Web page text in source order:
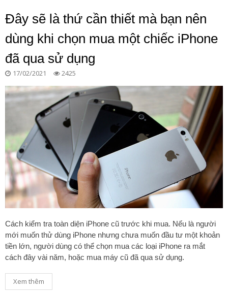
Đây sẽ là thứ cần thiết mà bạn nên
dùng khi chọn mua một chiếc iPhone
đã qua sử dụng
17/02/2021 2425
Cách kiểm tra toàn diện iPhone cũ trước khi mua. Nếu là người
mới muốn thử dùng iPhone nhưng chưa muốn đầu tư một khoản
tiền lớn, người dùng có thể chọn mua các loại iPhone ra mắt
cách đây vài năm, hoặc mua máy cũ đã qua sử dụng.
Xem thêm